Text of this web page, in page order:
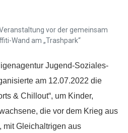
vor der gemeinsam
Wand am „Trashpark“
Jugend-Soziales-
am 12.07.2022 die
& Chillout“, um Kinder,
die vor dem Krieg aus
mit Gleichaltrigen aus